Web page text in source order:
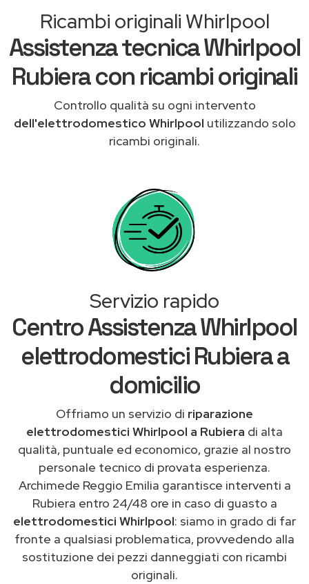
Ricambi originali Whirlpool
Assistenza tecnica Whirlpool
Rubiera con ricambi originali
Controllo qualità su ogni intervento
dell'elettrodomestico Whirlpool utilizzando solo
ricambi originali.
Servizio rapido
Centro Assistenza Whirlpool
elettrodomestici Rubiera a
domicilio
Offriamo un servizio di riparazione
elettrodomestici Whirlpool a Rubiera di alta
qualità, puntuale ed economico, grazie al nostro
personale tecnico di provata esperienza.
Archimede Reggio Emilia garantisce interventi a
Rubiera entro 24/48 ore in caso di guasto a
elettrodomestici Whirlpool: siamo in grado di far
fronte a qualsiasi problematica, provvedendo alla
sostituzione dei pezzi danneggiati con ricambi
originali.